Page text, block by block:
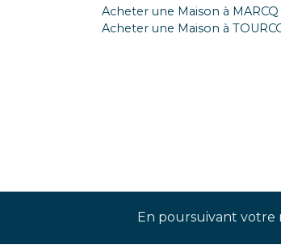
En poursuivant votre
Acheter une Maison à
Acheter une Maison à